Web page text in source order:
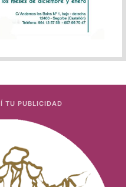
TU PUBLICIDAD